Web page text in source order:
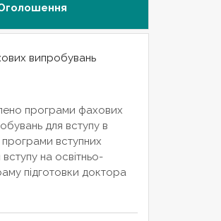
випробувань
програми фахових
для вступу в
програми вступних
вступу на освітньо-
підготовки доктора